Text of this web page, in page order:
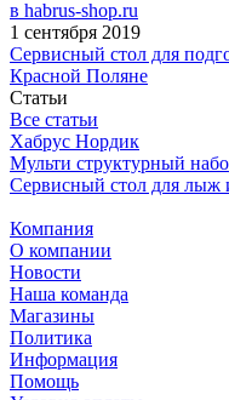
в habrus-shop.ru
1 сентября 2019
Сервисный стол для
Красной Поляне
Статьи
Все статьи
Хабрус Нордик
Мульти структурный
Сервисный стол для лыж
Компания
О компании
Новости
Наша команда
Магазины
Политика
Информация
Помощь